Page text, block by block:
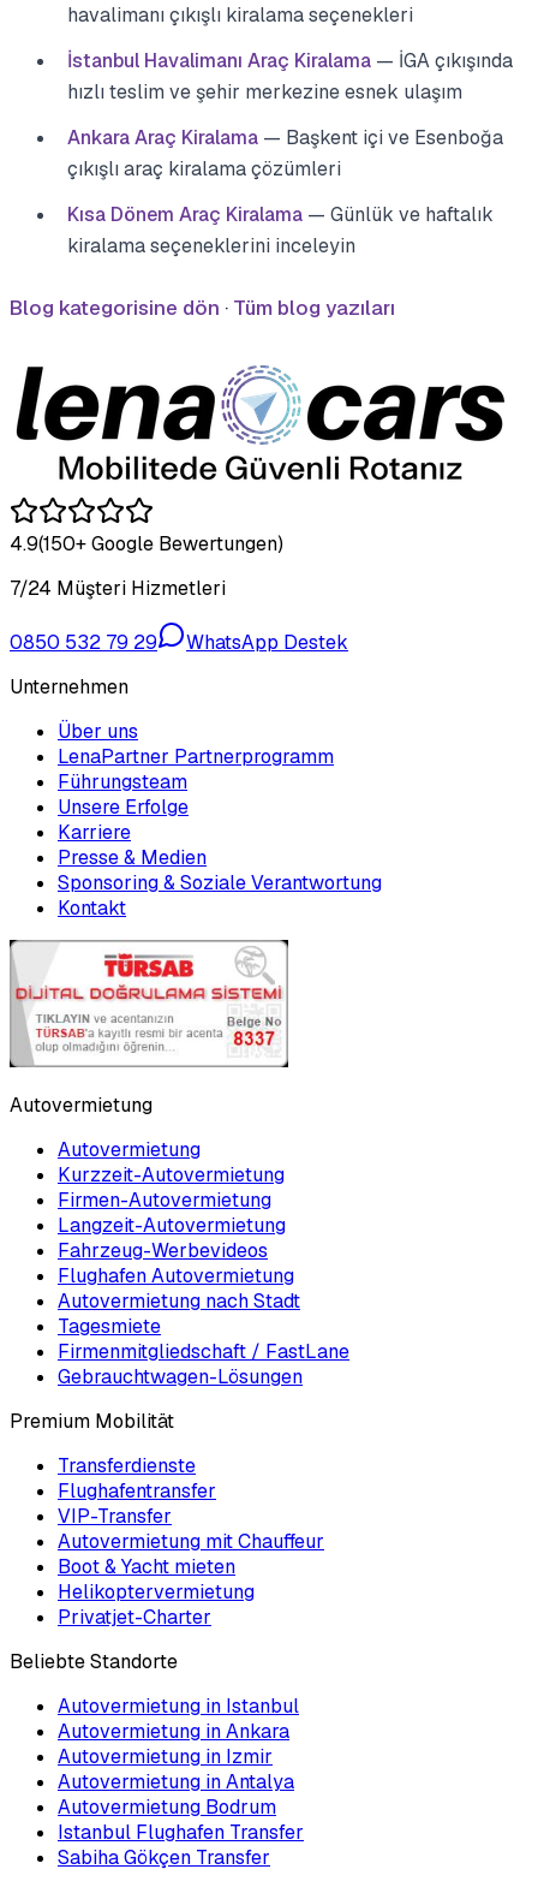
havalimanı çıkışlı kiralama seçenekleri
İstanbul Havalimanı Araç Kiralama — İGA çıkışında
hızlı teslim ve şehir merkezine esnek ulaşım
Ankara Araç Kiralama — Başkent içi ve Esenboğa
çıkışlı araç kiralama çözümleri
Kısa Dönem Araç Kiralama — Günlük ve haftalık
kiralama seçeneklerini inceleyin
Blog kategorisine dön · Tüm blog yazıları
4.9(150+ Google Bewertungen)
7/24 Müşteri Hizmetleri
0850 532 79 29
WhatsApp Destek
Unternehmen
Über uns
LenaPartner Partnerprogramm
Führungsteam
Unsere Erfolge
Karriere
Presse & Medien
Sponsoring & Soziale Verantwortung
Kontakt
Autovermietung
Autovermietung
Kurzzeit-Autovermietung
Firmen-Autovermietung
Langzeit-Autovermietung
Fahrzeug-Werbevideos
Flughafen Autovermietung
Autovermietung nach Stadt
Tagesmiete
Firmenmitgliedschaft / FastLane
Gebrauchtwagen-Lösungen
Premium Mobilität
Transferdienste
Flughafentransfer
VIP-Transfer
Autovermietung mit Chauffeur
Boot & Yacht mieten
Helikoptervermietung
Privatjet-Charter
Beliebte Standorte
Autovermietung in Istanbul
Autovermietung in Ankara
Autovermietung in Izmir
Autovermietung in Antalya
Autovermietung Bodrum
Istanbul Flughafen Transfer
Sabiha Gökçen Transfer